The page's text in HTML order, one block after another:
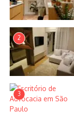
2
3